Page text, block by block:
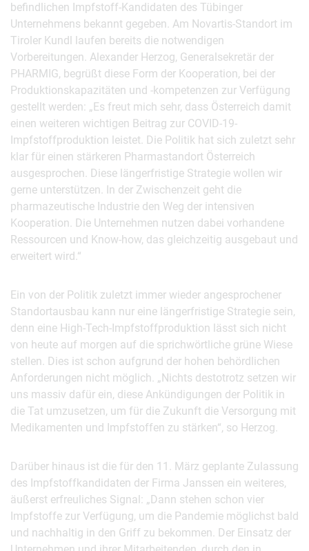
befindlichen Impfstoff-Kandidaten des Tübinger
Unternehmens bekannt gegeben. Am Novartis-Standort im
Tiroler Kundl laufen bereits die notwendigen
Vorbereitungen. Alexander Herzog, Generalsekretär der
PHARMIG, begrüßt diese Form der Kooperation, bei der
Produktionskapazitäten und -kompetenzen zur Verfügung
gestellt werden: „Es freut mich sehr, dass Österreich damit
einen weiteren wichtigen Beitrag zur COVID-19-
Impfstoffproduktion leistet. Die Politik hat sich zuletzt sehr
klar für einen stärkeren Pharmastandort Österreich
ausgesprochen. Diese längerfristige Strategie wollen wir
gerne unterstützen. In der Zwischenzeit geht die
pharmazeutische Industrie den Weg der intensiven
Kooperation. Die Unternehmen nutzen dabei vorhandene
Ressourcen und Know-how, das gleichzeitig ausgebaut und
erweitert wird.“
Ein von der Politik zuletzt immer wieder angesprochener
Standortausbau kann nur eine längerfristige Strategie sein,
denn eine High-Tech-Impfstoffproduktion lässt sich nicht
von heute auf morgen auf die sprichwörtliche grüne Wiese
stellen. Dies ist schon aufgrund der hohen behördlichen
Anforderungen nicht möglich. „Nichts destotrotz setzen wir
uns massiv dafür ein, diese Ankündigungen der Politik in
die Tat umzusetzen, um für die Zukunft die Versorgung mit
Medikamenten und Impfstoffen zu stärken“, so Herzog.
Darüber hinaus ist die für den 11. März geplante Zulassung
des Impfstoffkandidaten der Firma Janssen ein weiteres,
äußerst erfreuliches Signal: „Dann stehen schon vier
Impfstoffe zur Verfügung, um die Pandemie möglichst bald
und nachhaltig in den Griff zu bekommen. Der Einsatz der